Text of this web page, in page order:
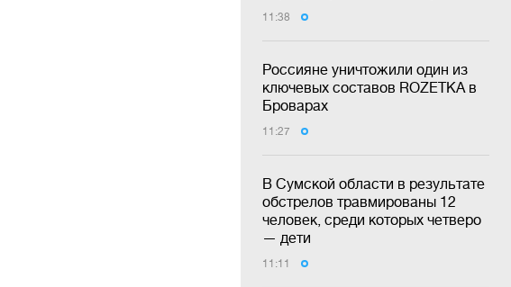
11:38
Россияне уничтожили один из
ключевых составов ROZETKA в
Броварах
11:27
В Сумской области в результате
обстрелов травмированы 12
человек, среди которых четверо
— дети
11:11